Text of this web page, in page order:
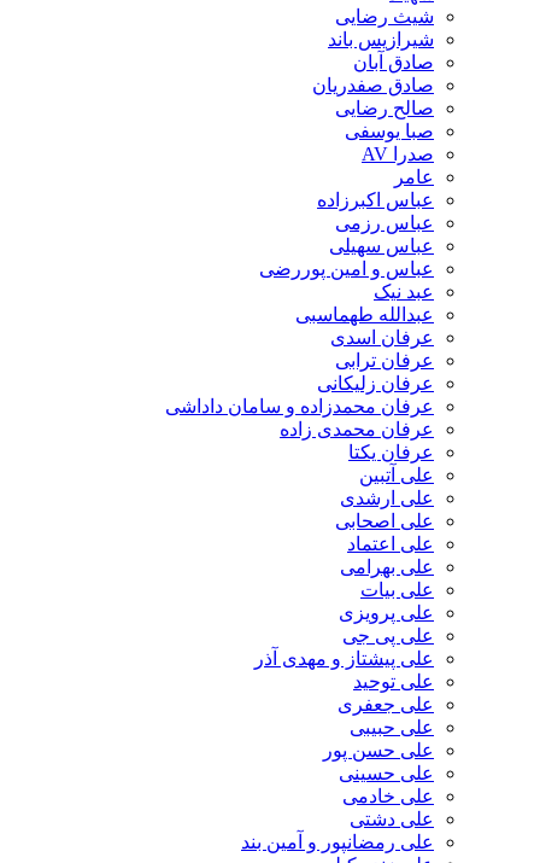
شیث رضایی
شیرازیس باند
صادق آبان
صادق صفدریان
صالح رضایی
صبا یوسفی
صدرا AV
عامر
عباس اکبرزاده
عباس رزمی
عباس سهیلی
عباس و امین پوررضی
عبد نیک
عبدالله طهماسبی‎
عرفان اسدی
عرفان ترابی
عرفان زلیکانی
عرفان محمدزاده و سامان داداشی
عرفان محمدی زاده
عرفان یکتا
علی آتبین
علی ارشدی
علی اصحابی
علی اعتماد
علی بهرامی
علی بیات
علی پرویزی
علی پی جی
علی پیشتاز و مهدی آذر
علی توحید
علی جعفری
علی حبیبی
علی حسن پور
علی حسینی
علی خادمی
علی دشتی
علی رمضانپور و آمین بند